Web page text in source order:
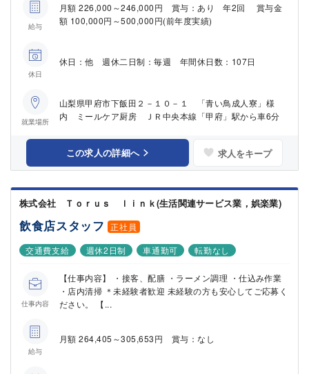
給与
月額 226,000～246,000円 賞与：あり 年2回 賞与金
額 100,000円～500,000円(前年度実績)
休日
休日：他 週休二日制：毎週 年間休日数：107日
就業場所
山梨県甲府市下飯田２－１０－１ 「青い鳥成人寮」様
内 ミールケア厨房 ＪＲ中央本線「甲府」駅から車6分
この求人の詳細へ 求人をキープ
株式会社 Ｔｏｒｕｓ ｌｉｎｋ(生活関連サービス業，娯楽業)
飲食店スタッフ 正社員
交通費支給
週休2日制 車通勤可 転勤なし
仕事内容
【仕事内容】 ・接客、配膳 ・ラーメン調理 ・仕込み作業
・店内清掃 ＊未経験者歓迎 未経験の方も安心してご応募く
ださい。 【...
給与
月額 264,405～305,653円 賞与：なし